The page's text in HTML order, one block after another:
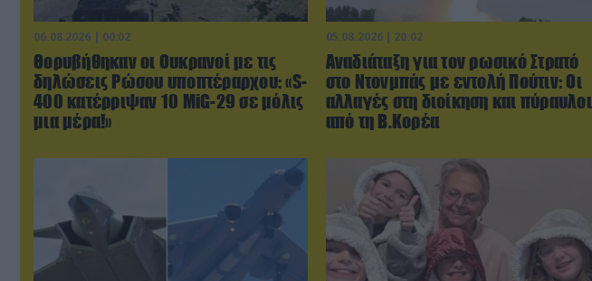
06.08.2026 | 00:02
Θορυβήθηκαν οι Ουκρανοί με τις
δηλώσεις Ρώσου υποπτέραρχου: «S-
400 κατέρριψαν 10 MiG-29 σε μόλις
μια μέρα!»
05.08.2026 | 20:02
Αναδιάταξη για τον ρωσικό Στρατό
στο Ντονμπάς με εντολή Πούτιν: Οι
αλλαγές στη διοίκηση και πύραυλοι
από τη Β.Κορέα